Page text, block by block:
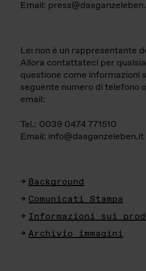
Email:
Lei non è un rappresentante
Allora contattateci per
questione come informazioni
seguente numero di telefono
email:
Tel.: 0039 0474 771510
Email: info@dasganzeleben.it
Background
Comunicati Stampa
Informazioni sui
Archivio immagini